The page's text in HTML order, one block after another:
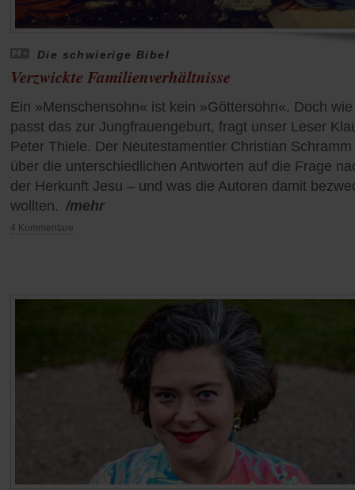
Die schwierige Bibel
Verzwickte Familienverhältnisse
Ein »Menschensohn« ist kein »Göttersohn«. Doch wie
passt das zur Jungfrauengeburt, fragt unser Leser
Peter Thiele. Der Neutestamentler Christian Schramm
über die unterschiedlichen Antworten auf die Frage
der Herkunft Jesu – und was die Autoren damit
wollten. /mehr
4 Kommentare